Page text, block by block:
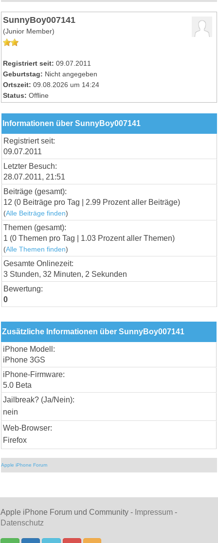
SunnyBoy007141
(Junior Member)
Registriert seit: 09.07.2011
Geburtstag: Nicht angegeben
Ortszeit: 09.08.2026 um 14:24
Status: Offline
Informationen über SunnyBoy007141
Registriert seit:
09.07.2011
Letzter Besuch:
28.07.2011, 21:51
Beiträge (gesamt):
12 (0 Beiträge pro Tag | 2.99 Prozent aller Beiträge)
(Alle Beiträge finden)
Themen (gesamt):
1 (0 Themen pro Tag | 1.03 Prozent aller Themen)
(Alle Themen finden)
Gesamte Onlinezeit:
3 Stunden, 32 Minuten, 2 Sekunden
Bewertung:
0
Zusätzliche Informationen über SunnyBoy007141
iPhone Modell:
iPhone 3GS
iPhone-Firmware:
5.0 Beta
Jailbreak? (Ja/Nein):
nein
Web-Browser:
Firefox
Apple iPhone Forum
Apple iPhone Forum und Community - Impressum -
Datenschutz